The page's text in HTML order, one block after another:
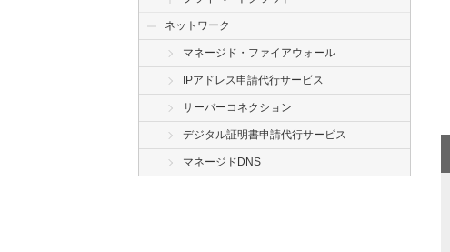
ネットワーク
マネージド・ファイアウォール
IPアドレス申請代行サービス
サーバーコネクション
デジタル証明書申請代行サービス
マネージドDNS